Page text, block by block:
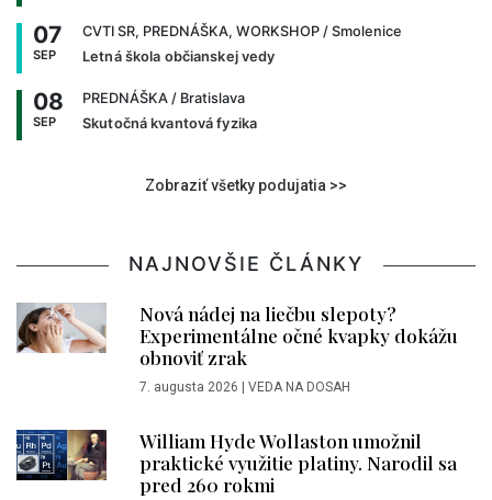
07
SEP
CVTI SR, PREDNÁŠKA, WORKSHOP / Smolenice
Letná škola občianskej vedy
08
SEP
PREDNÁŠKA / Bratislava
Skutočná kvantová fyzika
Zobraziť všetky podujatia >>
NAJNOVŠIE ČLÁNKY
Nová nádej na liečbu slepoty?
Experimentálne očné kvapky dokážu
obnoviť zrak
7. augusta 2026 VEDA NA DOSAH
William Hyde Wollaston umožnil
praktické využitie platiny. Narodil sa
pred 260 rokmi